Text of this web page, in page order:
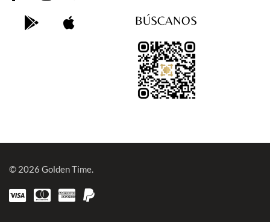
BÚSCANOS
© 2026 Golden Time.